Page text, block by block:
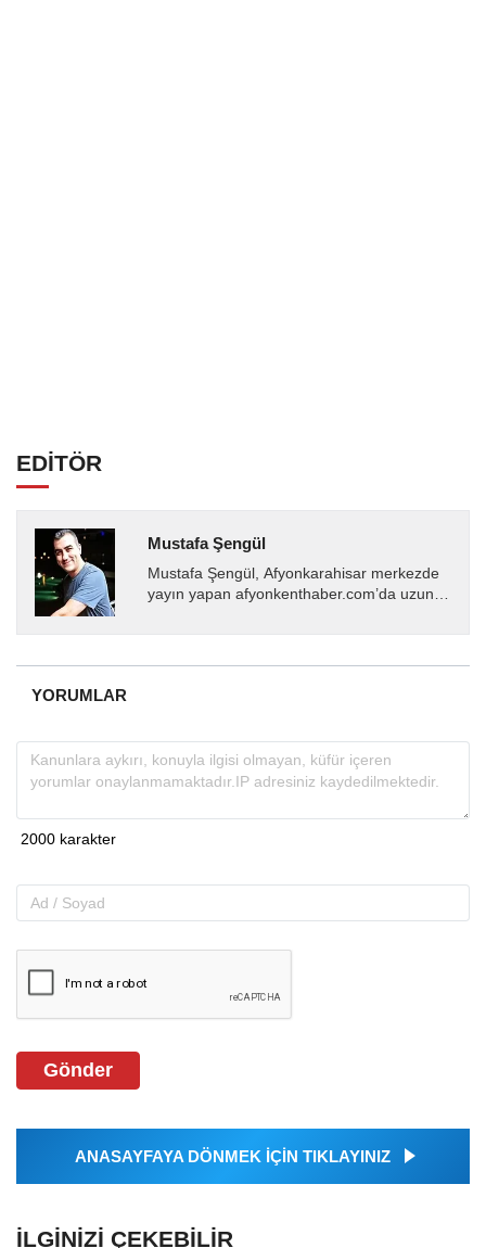
EDİTÖR
Mustafa Şengül
Mustafa Şengül, Afyonkarahisar merkezde
yayın yapan afyonkenthaber.com’da uzun
almakta, haber akışı...
YORUMLAR
Gönder
ANASAYFAYA DÖNMEK İÇİN TIKLAYINIZ
İLGINIZI ÇEKEBILIR